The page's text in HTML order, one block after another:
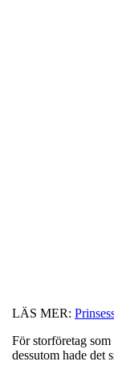
LÄS MER:
För storföretag
dessutom hade det